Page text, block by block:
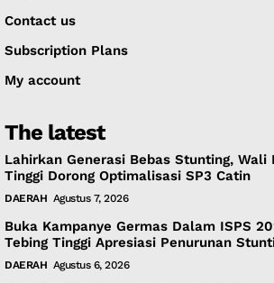
Contact us
Subscription Plans
My account
The latest
Lahirkan Generasi Bebas Stunting, Wali
Tinggi Dorong Optimalisasi SP3 Catin
DAERAH Agustus 7, 2026
Buka Kampanye Germas Dalam ISPS
Tebing Tinggi Apresiasi Penurunan
DAERAH Agustus 6, 2026